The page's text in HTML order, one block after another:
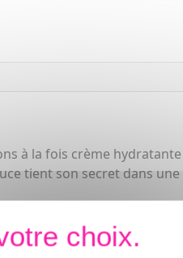
à la fois crème
tient son secret dans